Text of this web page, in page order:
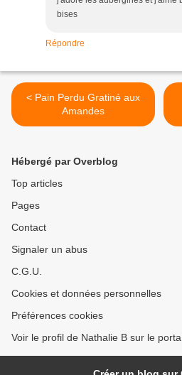
bises
Répondre
< Pain Perdu Gratiné aux
Amandes
Hébergé par Overblog
Top articles
Pages
Contact
Signaler un abus
C.G.U.
Cookies et données personnelles
Préférences cookies
Voir le profil de Nathalie B sur le